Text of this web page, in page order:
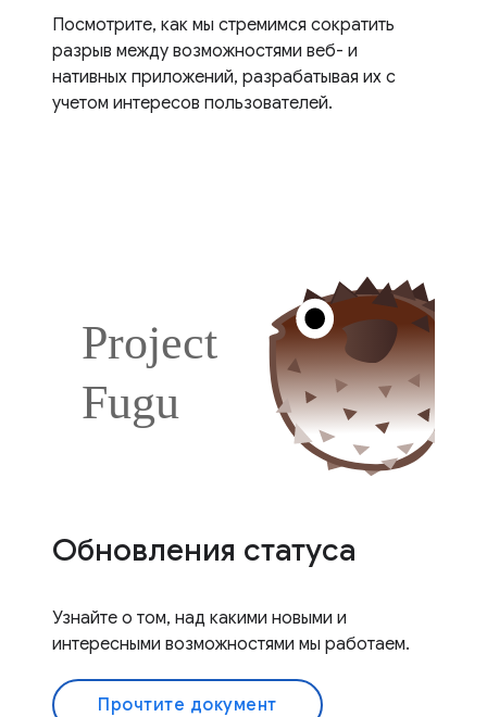
Посмотрите, как мы стремимся сократить
разрыв между возможностями веб- и
нативных приложений, разрабатывая их с
учетом интересов пользователей.
Обновления статуса
Узнайте о том, над какими новыми и
интересными возможностями мы работаем.
Прочтите документ